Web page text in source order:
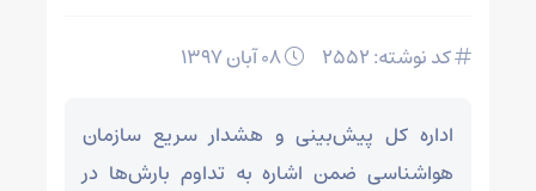
کد نوشته: 2552
اداره کل پیش‌بینی و هشدار سریع سازمان
هواشناسی ضمن اشاره به تداوم بارش‌ها در